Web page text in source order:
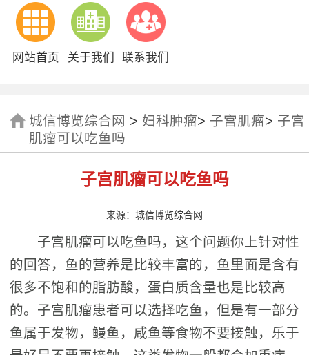
网站首页 关于我们 联系我们
城信博览综合网 > 妇科肿瘤> 子宫肌瘤> 子宫
肌瘤可以吃鱼吗
子宫肌瘤可以吃鱼吗
来源：城信博览综合网
子宫肌瘤可以吃鱼吗，这个问题你上针对性
的回答，鱼的营养是比较丰富的，鱼里面是含有
很多不饱和的脂肪酸，蛋白质含量也是比较高
的。子宫肌瘤患者可以选择吃鱼，但是有一部分
鱼属于发物，鳗鱼，咸鱼等食物不要接触，乐于